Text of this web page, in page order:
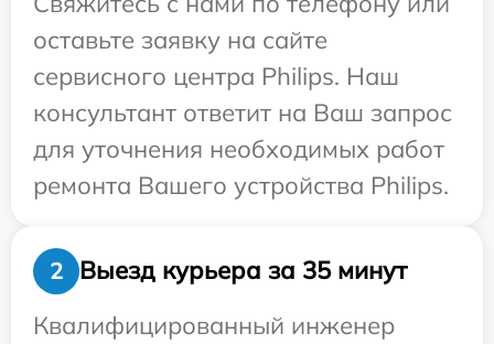
оставьте заявку на сайте
сервисного центра Philips. Наш
консультант ответит на Ваш запрос
для уточнения необходимых работ
ремонта Вашего устройства Philips.
2
Выезд курьера за 35 минут
Квалифицированный инженер